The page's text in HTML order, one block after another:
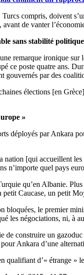
compris, doivent
de vanter
sans stabilité
remarque ironique
ce poste quatre ans.
gouvernés par des
élections [en
»
déployés par Ankara
nation [qui accueillent
n’importe quel pays
qu’en Albanie.
petit Caucase, un petit
bloquées, le premier
les négociations, ni, à
de construire un
Ankara d’une
d’« étrange »